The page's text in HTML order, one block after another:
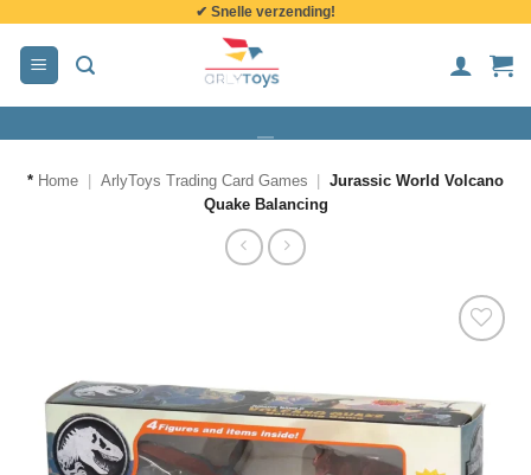
inhoud
✔ Snelle verzending!
* Home ArlyToys Trading Card Games
Jurassic World Volcano
Quake Balancing